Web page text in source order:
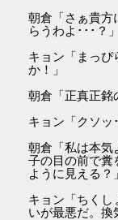
朝倉「さぁ貴方
らうわよ･･･？」
キョン「まっぴ
か！」
朝倉「正真正銘
キョン「クソッ
朝倉「私は本気
子の目の前で糞
ように見える？」
キョン「ちくし
いが最悪だ。換